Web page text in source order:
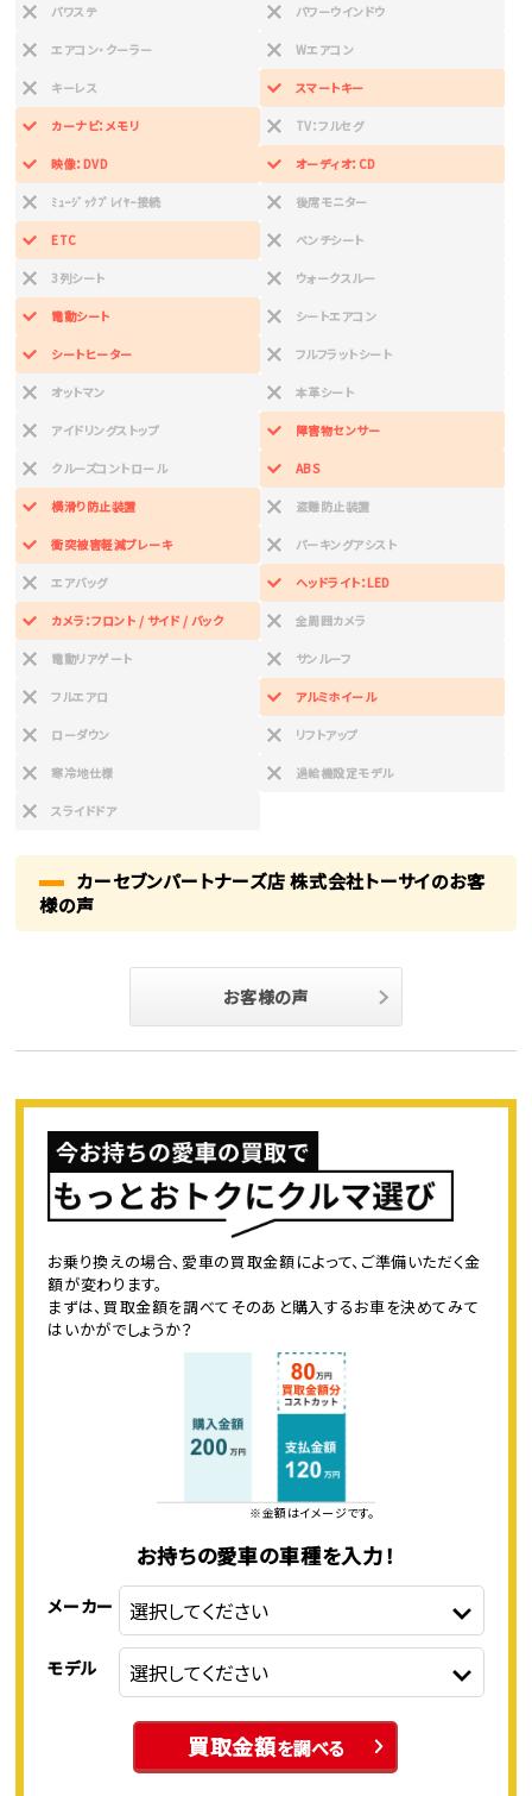
パワステ パワーウインドウ
エアコン・クーラー Wエアコン
キーレス スマートキー
カーナビ：メモリ TV：フルセグ
映像：DVD オーディオ：CD
ﾐｭｰｼﾞｯｸﾌﾟﾚｲﾔｰ接続 後席モニター
ETC ベンチシート
3列シート ウォークスルー
電動シート シートエアコン
シートヒーター フルフラットシート
オットマン 本革シート
アイドリングストップ 障害物センサー
クルーズコントロール ABS
横滑り防止装置 盗難防止装置
衝突被害軽減ブレーキ パーキングアシスト
エアバッグ ヘッドライト：LED
カメラ：フロント / サイド / バック 全周囲カメラ
電動リアゲート サンルーフ
フルエアロ アルミホイール
ローダウン リフトアップ
寒冷地仕様 過給機設定モデル
スライドドア
カーセブンパートナーズ店 株式会社トーサイのお客
様の声
お客様の声
お乗り換えの場合、愛車の買取金額によって、ご準備いただく金
額が変わります。
まずは、買取金額を調べてそのあと購入するお車を決めてみて
はいかがでしょうか？
※金額はイメージです。
お持ちの愛車の車種を入力！
メーカー
モデル
買取金額を調べる